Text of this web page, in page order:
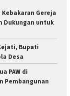
Gereja
Dukungan untuk
Bupati
Desa
PAW di
Pembangunan